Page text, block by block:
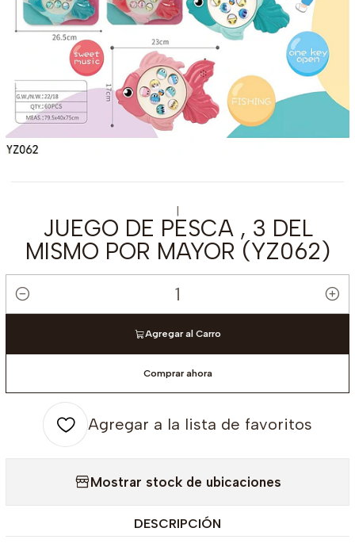
|
JUEGO DE PESCA , 3 DEL
MISMO POR MAYOR (YZ062)
Cantidad
Agregar al Carro
Comprar ahora
Agregar a la lista de favoritos
Mostrar stock de ubicaciones
DESCRIPCIÓN